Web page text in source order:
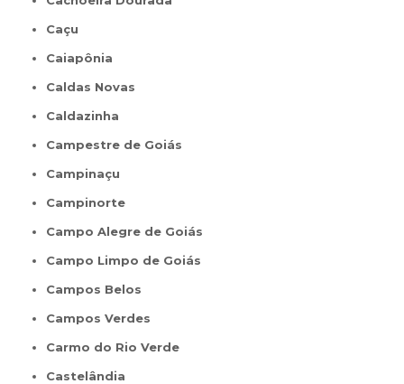
Caçu
Caiapônia
Caldas Novas
Caldazinha
Campestre de Goiás
Campinaçu
Campinorte
Campo Alegre de Goiás
Campo Limpo de Goiás
Campos Belos
Campos Verdes
Carmo do Rio Verde
Castelândia